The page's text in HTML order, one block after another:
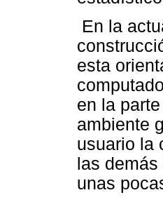
En la
esta
en la
ambiente
usuario la
las
unas